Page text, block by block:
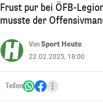
Frust pur bei ÖFB-
musste der
VonSport Heute
22.02.2025, 18:00
Teilen